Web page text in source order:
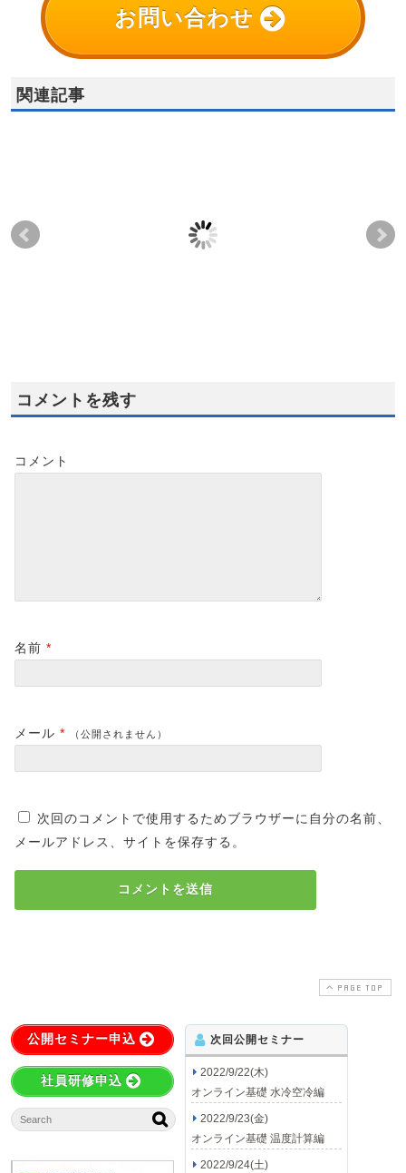
お問い合わせ
関連記事
Q) 過渡温度計算式と定
Q)配管内流れのヌセル
Q)
コメントを残す
コメント
名前 *
メール * （公開されません）
次回のコメントで使用するためブラウザーに自分の名前、
メールアドレス、サイトを保存する。
PAGE TOP
公開セミナー申込
社員研修申込
次回公開セミナー
2022/9/22(木)
オンライン基礎 水冷空冷編
2022/9/23(金)
オンライン基礎 温度計算編
2022/9/24(土)